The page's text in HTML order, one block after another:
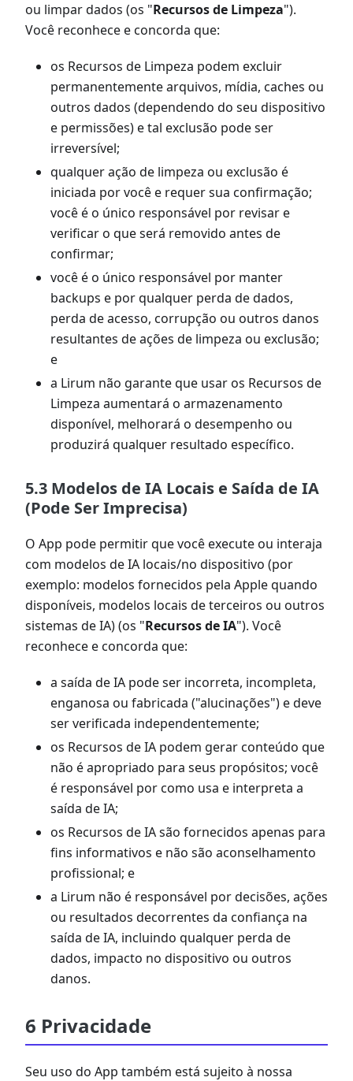
ou limpar dados (os "Recursos de Limpeza").
Você reconhece e concorda que:
os Recursos de Limpeza podem excluir
permanentemente arquivos, mídia, caches ou
outros dados (dependendo do seu dispositivo
e permissões) e tal exclusão pode ser
irreversível;
qualquer ação de limpeza ou exclusão é
iniciada por você e requer sua confirmação;
você é o único responsável por revisar e
verificar o que será removido antes de
confirmar;
você é o único responsável por manter
backups e por qualquer perda de dados,
perda de acesso, corrupção ou outros danos
resultantes de ações de limpeza ou exclusão;
e
a Lirum não garante que usar os Recursos de
Limpeza aumentará o armazenamento
disponível, melhorará o desempenho ou
produzirá qualquer resultado específico.
5.3 Modelos de IA Locais e Saída de IA
(Pode Ser Imprecisa)
O App pode permitir que você execute ou interaja
com modelos de IA locais/no dispositivo (por
exemplo: modelos fornecidos pela Apple quando
disponíveis, modelos locais de terceiros ou outros
sistemas de IA) (os "Recursos de IA"). Você
reconhece e concorda que:
a saída de IA pode ser incorreta, incompleta,
enganosa ou fabricada ("alucinações") e deve
ser verificada independentemente;
os Recursos de IA podem gerar conteúdo que
não é apropriado para seus propósitos; você
é responsável por como usa e interpreta a
saída de IA;
os Recursos de IA são fornecidos apenas para
fins informativos e não são aconselhamento
profissional; e
a Lirum não é responsável por decisões, ações
ou resultados decorrentes da confiança na
saída de IA, incluindo qualquer perda de
dados, impacto no dispositivo ou outros
danos.
6 Privacidade
Seu uso do App também está sujeito à nossa